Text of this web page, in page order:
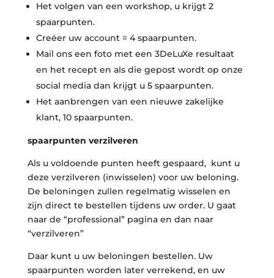
Het volgen van een workshop, u krijgt 2
spaarpunten.
Creëer uw account = 4 spaarpunten.
Mail ons een foto met een 3DeLuXe resultaat
en het recept en als die gepost wordt op onze
social media dan krijgt u 5 spaarpunten.
Het aanbrengen van een nieuwe zakelijke
klant, 10 spaarpunten.
spaarpunten verzilveren
Als u voldoende punten heeft gespaard, kunt u
deze verzilveren (inwisselen) voor uw beloning.
De beloningen zullen regelmatig wisselen en
zijn direct te bestellen tijdens uw order. U gaat
naar de “professional” pagina en dan naar
“verzilveren”
Daar kunt u uw beloningen bestellen. Uw
spaarpunten worden later verrekend, en uw